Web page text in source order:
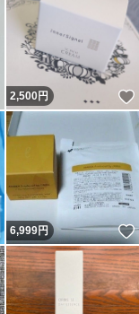
いいね！
2,500円
いいね！
6,999円